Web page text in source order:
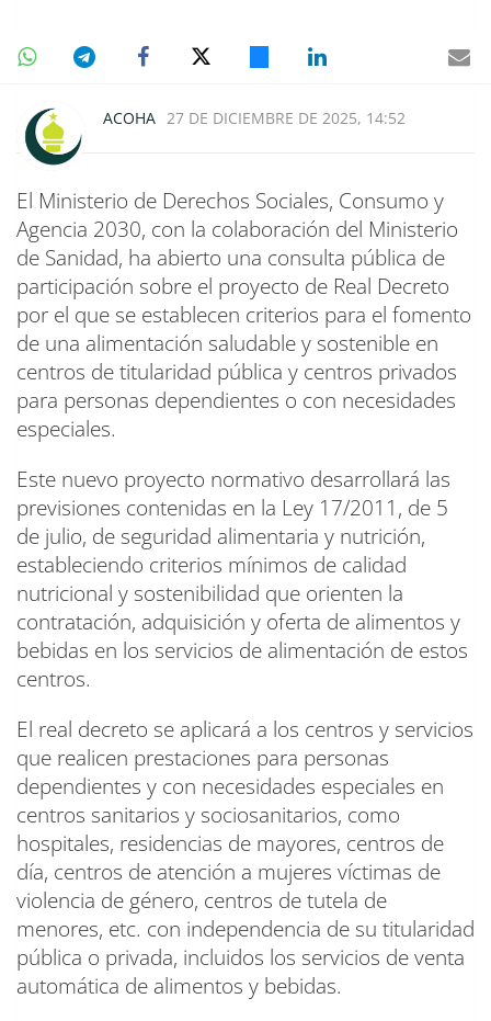
ACOHA 27 DE DICIEMBRE DE 2025, 14:52
El Ministerio de Derechos Sociales, Consumo y
Agencia 2030, con la colaboración del Ministerio
de Sanidad, ha abierto una consulta pública de
participación sobre el proyecto de Real Decreto
por el que se establecen criterios para el fomento
de una alimentación saludable y sostenible en
centros de titularidad pública y centros privados
para personas dependientes o con necesidades
especiales.
Este nuevo proyecto normativo desarrollará las
previsiones contenidas en la Ley 17/2011, de 5
de julio, de seguridad alimentaria y nutrición,
estableciendo criterios mínimos de calidad
nutricional y sostenibilidad que orienten la
contratación, adquisición y oferta de alimentos y
bebidas en los servicios de alimentación de estos
centros.
El real decreto se aplicará a los centros y servicios
que realicen prestaciones para personas
dependientes y con necesidades especiales en
centros sanitarios y sociosanitarios, como
hospitales, residencias de mayores, centros de
día, centros de atención a mujeres víctimas de
violencia de género, centros de tutela de
menores, etc. con independencia de su titularidad
pública o privada, incluidos los servicios de venta
automática de alimentos y bebidas.